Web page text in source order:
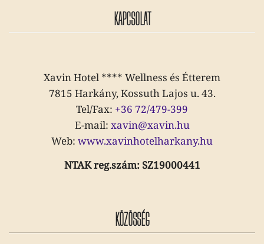
KAPCSOLAT
Xavin Hotel **** Wellness és Étterem
7815 Harkány, Kossuth Lajos u. 43.
Tel/Fax: +36 72/479-399
E-mail: xavin@xavin.hu
Web: www.xavinhotelharkany.hu
NTAK reg.szám: SZ19000441
KÖZÖSSÉG